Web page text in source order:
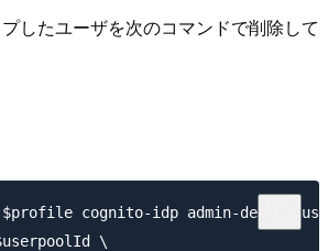
したユーザを次のコマンドで削除して
cognito-idp admin-delete-
\